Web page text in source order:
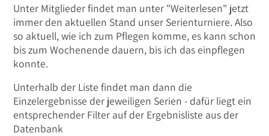
Unter Mitglieder findet man unter "Weiterlesen" jetzt
immer den aktuellen Stand unser Serienturniere. Also
so aktuell, wie ich zum Pflegen komme, es kann schon
bis zum Wochenende dauern, bis ich das einpflegen
konnte.
Unterhalb der Liste findet man dann die
Einzelergebnisse der jeweiligen Serien - dafür liegt ein
entsprechender Filter auf der Ergebnisliste aus der
Datenbank